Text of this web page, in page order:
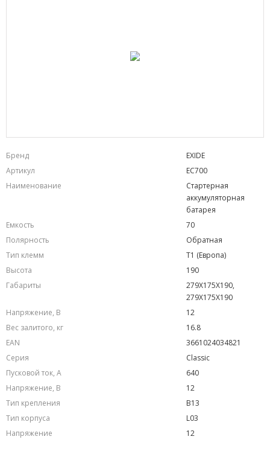
Бренд
EXIDE
Артикул
EC700
Наименование
Стартерная
аккумуляторная
батарея
Емкость
70
Полярность
Обратная
Тип клемм
T1 (Европа)
Высота
190
Габариты
279X175X190,
279X175X190
Напряжение, В
12
Вес залитого, кг
16.8
EAN
3661024034821
Серия
Classic
Пусковой ток, А
640
Напряжение, B
12
Тип крепления
B13
Тип корпуса
L03
Напряжение
12